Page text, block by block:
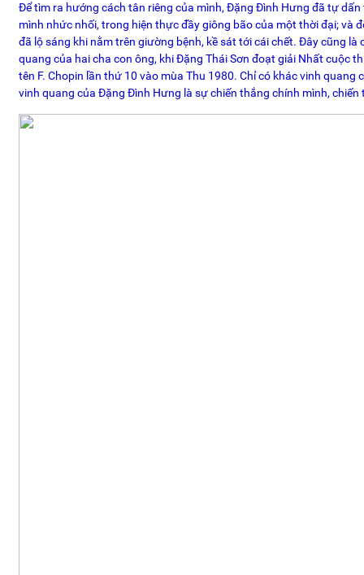
Để tìm ra hướng cách tân riêng của mình, Đặng Đình Hưng đã tự
mình nhức nhối, trong hiện thực đầy giông bão của một thời đại; và
đã lộ sáng khi nằm trên giường bệnh, kề sát tới cái chết. Đây cũng là
quang của hai cha con ông, khi Đặng Thái Sơn đoạt giải Nhất cuộc
tên F. Chopin lần thứ 10 vào mùa Thu 1980. Chỉ có khác vinh quang
vinh quang của Đặng Đình Hưng là sự chiến thắng chính mình, chiến